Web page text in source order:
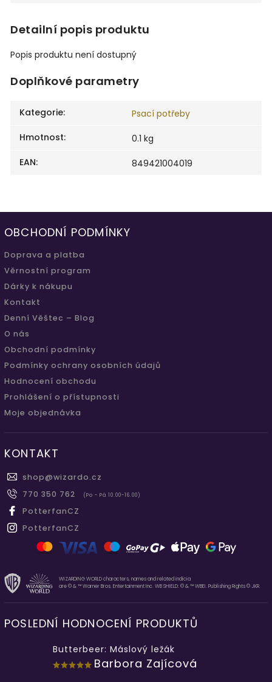
Detailní popis produktu
Popis produktu není dostupný
Doplňkové parametry
Kategorie:
Psací potřeby
Hmotnost:
0.1 kg
EAN: 849421004019
OBCHODNÍ PODMÍNKY
Doprava a platba
Věrnostní program
Dárky k nákupu
Kontakt
Denní Věštec – Blog
O nás
Obchodní podmínky
Podmínky ochrany osobních údajů
Hodnocení obchodu
Prohlášení o přístupnosti
Moje objednávka
KONTAKT
shop@wizardo.cz
770 350 762
(Po - Pá 10.00-16.00)
PotterfanCZ
PotterfanCZ
WIZARDING WORLD characters, names and related indicia
are © & ™ Warner Bros. Entertainment Inc. WB SHIELD: © & ™ WBEI. Publishing Rights © JKR.
POSLEDNÍ HODNOCENÍ PRODUKTŮ
Butterbeer: Máslový ležák
Barbora Zajícová